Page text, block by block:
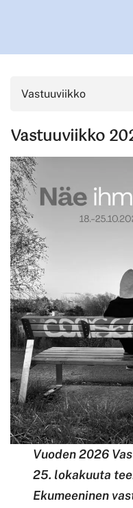
Vastuuviikko
Vastuuviikko
Vuoden 2026
25. lokakuuta
Ekumeeninen